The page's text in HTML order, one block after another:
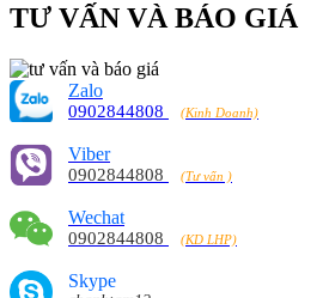
TƯ VẤN VÀ BÁO GIÁ
Zalo
0902844808 (Kinh Doanh)
Viber
0902844808 (Tư vấn )
Wechat
0902844808 (KD LHP)
Skype